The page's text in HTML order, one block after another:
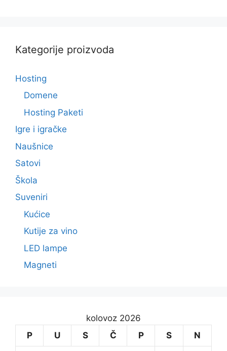
Kategorije proizvoda
Hosting
Domene
Hosting Paketi
Igre i igračke
Naušnice
Satovi
Škola
Suveniri
Kućice
Kutije za vino
LED lampe
Magneti
kolovoz 2026
P
U S Č P S N